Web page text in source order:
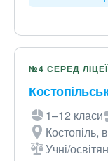
№4 СЕРЕД
1–12 класи
Костопіль,
Учні/